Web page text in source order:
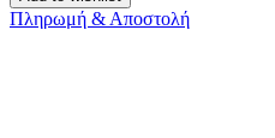
Πληρωμή & Αποστολή